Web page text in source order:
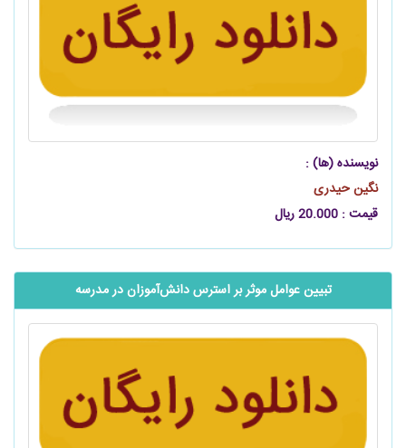
نویسنده (ها) :
نگین حیدری
قیمت : 20.000 ریال
تبیین عوامل موثر بر استرس ‌‌‌‌‌دانش‌آموزان در مدرسه